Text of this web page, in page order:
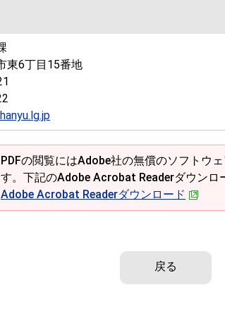
東6丁目15番地
PDFの閲覧にはAdobe社の無償のソフトウ
す。下記のAdobe Acrobat Readerダウンロ
Adobe Acrobat Readerダウンロード
戻る